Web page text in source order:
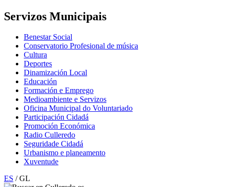
Servizos Municipais
Benestar Social
Conservatorio Profesional de música
Cultura
Deportes
Dinamización Local
Educación
Formación e Emprego
Medioambiente e Servizos
Oficina Municipal do Voluntariado
Participación Cidadá
Promoción Económica
Radio Culleredo
Seguridade Cidadá
Urbanismo e planeamento
Xuventude
ES / GL